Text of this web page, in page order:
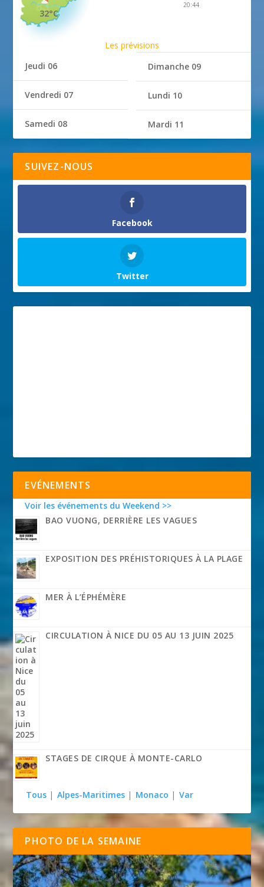
32°C
20:44
Les prévisions
Jeudi 06
Vendredi 07
Samedi 08
Dimanche 09
Lundi 10
Mardi 11
SUIVEZ-NOUS
Facebook
Twitter
EVÉNEMENTS
Voir les événements du Weekend >>
BAO VUONG, DERRIÈRE LES VAGUES
EXPOSITION DES PRÉHISTORIQUES À LA PLAGE
MER À L’ÉPHÉMÈRE
CIRCULATION À NICE DU 05 AU 13 JUIN 2025
STAGES DE CIRQUE À MONTE-CARLO
Tous | Alpes-Maritimes | Monaco | Var
PHOTO DE LA SEMAINE